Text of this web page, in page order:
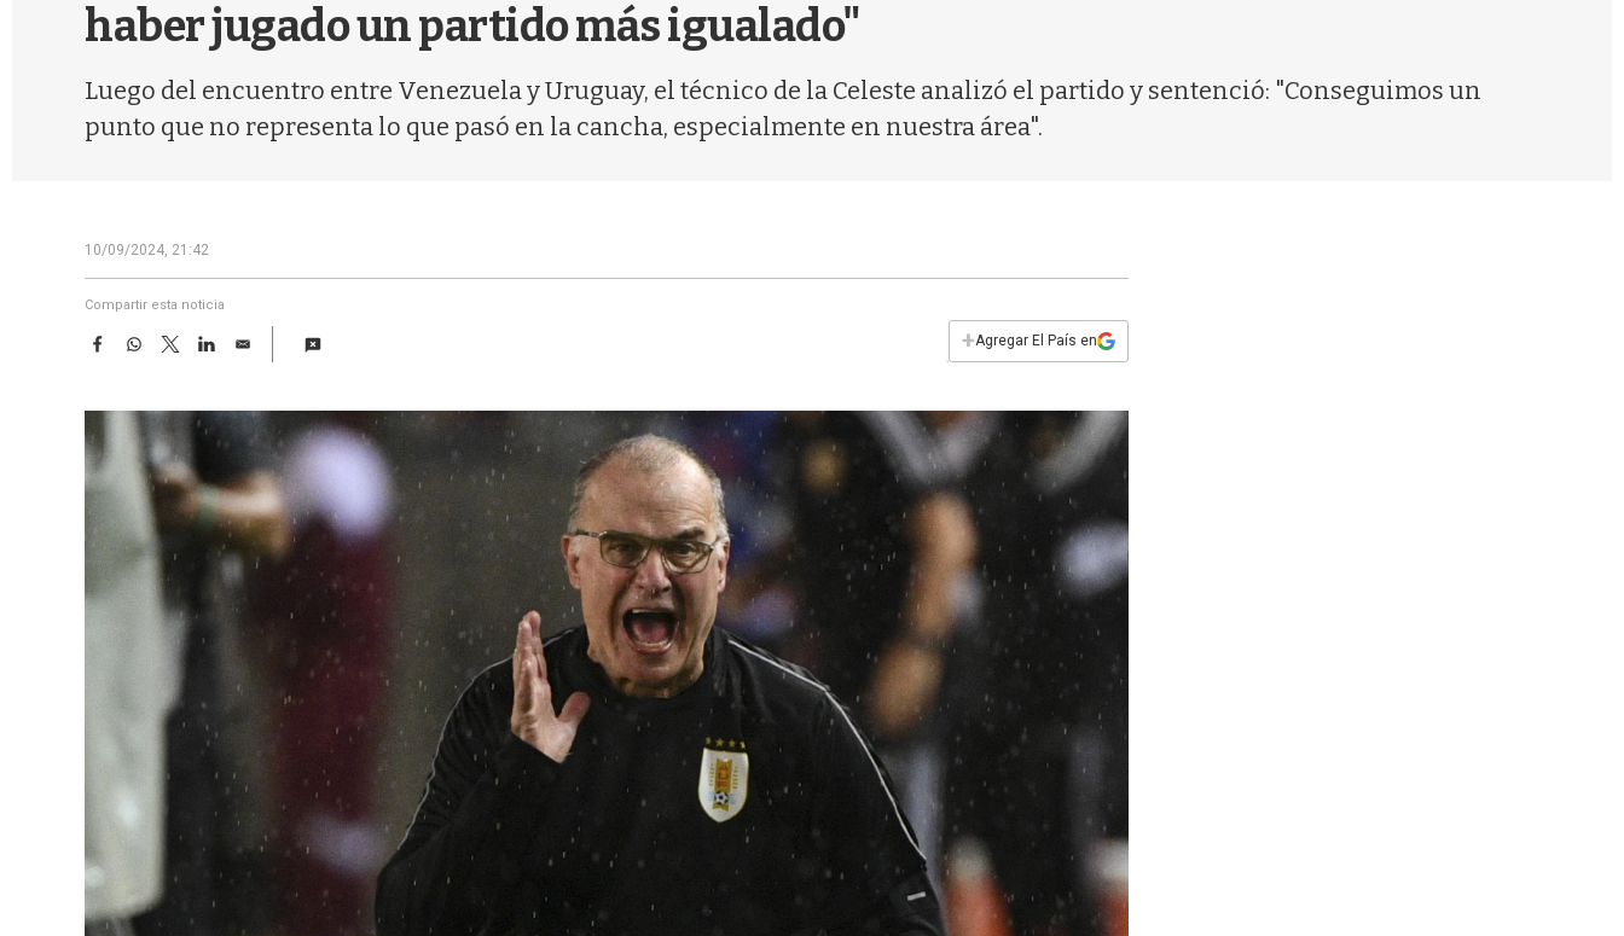
haber jugado un partido más igualado"
Luego del encuentro entre Venezuela y Uruguay, el técnico de la Celeste analizó el partido y sentenció: "Conseguimos un
punto que no representa lo que pasó en la cancha, especialmente en nuestra área".
10/09/2024, 21:42
Compartir esta noticia
F
e
o
o
W
t
s
A
p
p
T
w
t
t
e
r
L
k
e
I
n
E
i
l
+Agregar El País en